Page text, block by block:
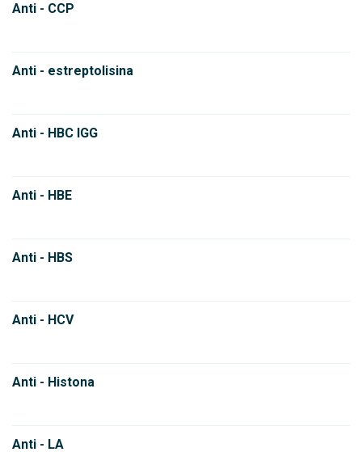
Anti - CCP
Anti - estreptolisina
Anti - HBC IGG
Anti - HBE
Anti - HBS
Anti - HCV
Anti - Histona
Anti - LA